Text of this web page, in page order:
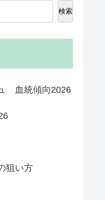
検索
血統傾向2026
狙い方